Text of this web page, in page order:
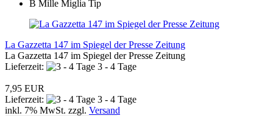
La Gazzetta 147 im Spiegel der Presse Zeitung
La Gazzetta 147 im Spiegel der Presse Zeitung
Lieferzeit:
3 - 4 Tage
7,95 EUR
Lieferzeit:
3 - 4 Tage
inkl. 7% MwSt. zzgl. Versand